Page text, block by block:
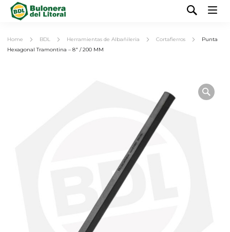
Home BDL Herramientas de Albañileria Cortafierros
Punta
Hexagonal Tramontina – 8″ / 200 MM